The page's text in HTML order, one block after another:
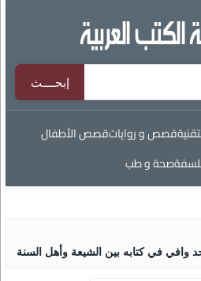
قصص و رواياتقصص الأطفال
صحة و طب
وافي في كتابه بين الشيعة وأهل السنة